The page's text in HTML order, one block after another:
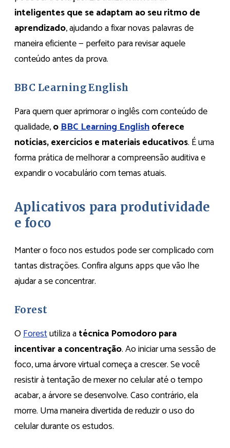
inteligentes que se adaptam ao seu ritmo de
aprendizado, ajudando a fixar novas palavras de
maneira eficiente — perfeito para revisar aquele
conteúdo antes da prova.​
BBC Learning English
Para quem quer aprimorar o inglês com conteúdo de
qualidade,oBBC Learning Englishoferece
notícias, exercícios e materiais educativos. É uma
forma prática de melhorar a compreensão auditiva e
expandir o vocabulário com temas atuais.​
Aplicativos para produtividade
e foco
Manter o foco nos estudos pode ser complicado com
tantas distrações. Confira alguns apps que vão lhe
ajudar a se concentrar.
Forest
OForestutiliza atécnica Pomodoro para
incentivar a concentração. Ao iniciar uma sessão de
foco, uma árvore virtual começa a crescer. Se você
resistir à tentação de mexer no celular até o tempo
acabar, a árvore se desenvolve. Caso contrário, ela
morre. Uma maneira divertida de reduzir o uso do
celular durante os estudos.​